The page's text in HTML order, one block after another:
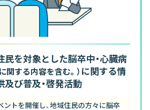
民を対象とした脳卒中・心臓病
関する内容を含む。） に関する情
及び普及・啓発活動
ントを開催し、地域住民の方々に脳卒